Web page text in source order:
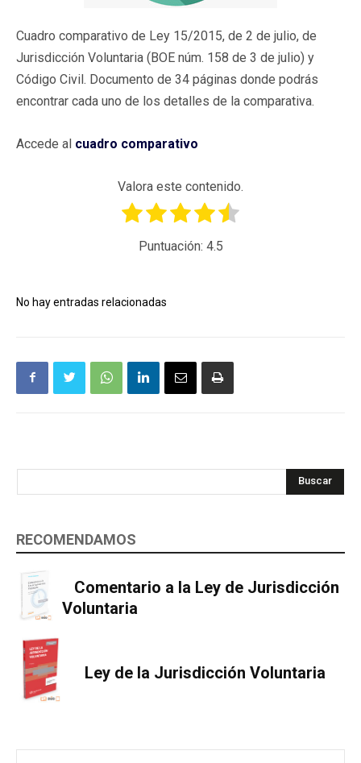
Cuadro comparativo de Ley 15/2015, de 2 de julio, de
Jurisdicción Voluntaria (BOE núm. 158 de 3 de julio) y
Código Civil. Documento de 34 páginas donde podrás
encontrar cada uno de los detalles de la comparativa.
Accede al cuadro comparativo
Valora este contenido.
Puntuación: 4.5
No hay entradas relacionadas
Buscar
RECOMENDAMOS
Comentario a la Ley de Jurisdicción
Voluntaria
Ley de la Jurisdicción Voluntaria